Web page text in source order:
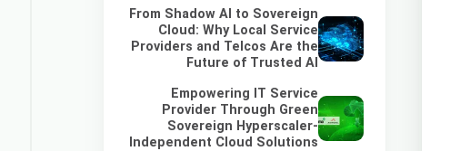
From Shadow AI to Sovereign
Cloud: Why Local Service
Providers and Telcos Are the
Future of Trusted AI
Empowering IT Service
Provider Through Green
Sovereign Hyperscaler-
Independent Cloud Solutions